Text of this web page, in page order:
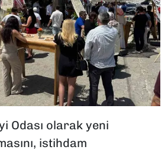
Odası olarak yeni
istihdam